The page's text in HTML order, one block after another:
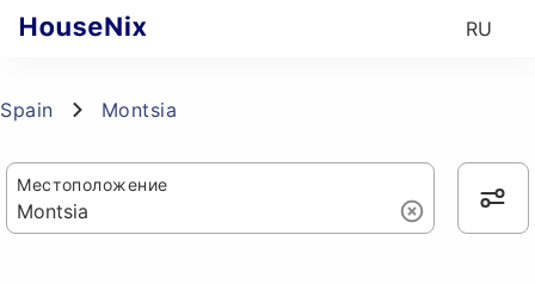
RU
Spain Montsia
Местоположение